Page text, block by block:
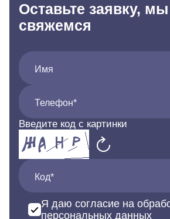
Оставьте заявку,
свяжемся
Имя
Телефон*
Введите код с картинки
Код*
Я даю согласие на
персональных данных